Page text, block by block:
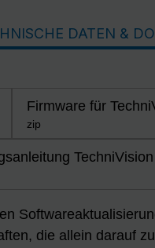
DATEN &
Firmware für
zip
die allein darauf